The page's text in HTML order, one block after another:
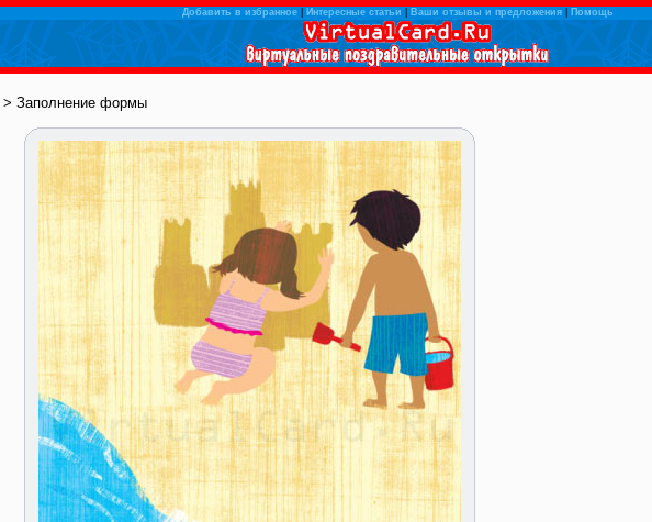
Добавить в избранное| Интересные статьи Ваши отзывы и предложения| Помощь
> Заполнение формы